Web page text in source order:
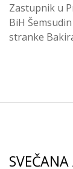
Zastupnik u
BiH
stranke